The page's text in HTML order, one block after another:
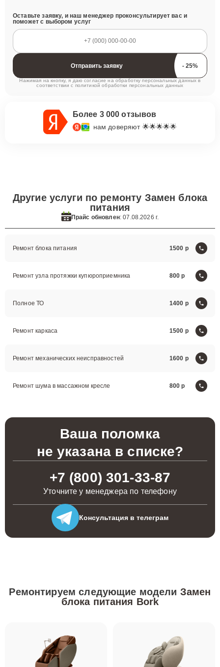
Оставьте заявку, и наш менеджер проконсультирует вас и
поможет с выбором услуг
Отправить заявку
Нажимая на кнопку, я даю согласие на обработку персональных данных в
соответствии с политикой обработки персональных данных
Более 3 000 отзывов
нам доверяют 🌟🌟🌟🌟🌟
Другие услуги по ремонту Замен блока
питания
Прайс обновлен: 07.08.2026 г.
Ремонт блока питания 1500
Ремонт узла протяжки купюроприемника 800
Полное ТО 1400
Ремонт каркаса 1500
Ремонт механических неисправностей 1600
Ремонт шума в массажном кресле 800
Ваша поломка
не указана в списке?
+7 (800) 301-33-87
Уточните у менеджера по телефону
Консультация в телеграм
Ремонтируем следующие модели Замен
блока питания Bork